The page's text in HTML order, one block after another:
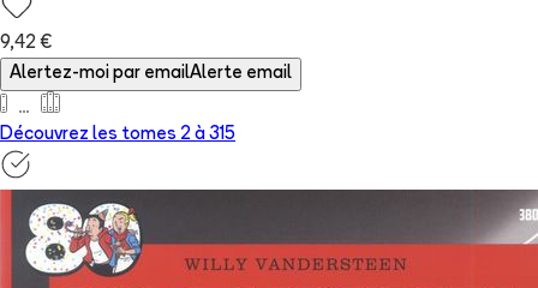
9,42 €
Alertez-moi par emailAlerte email
Découvrez les tomes 2 à 315